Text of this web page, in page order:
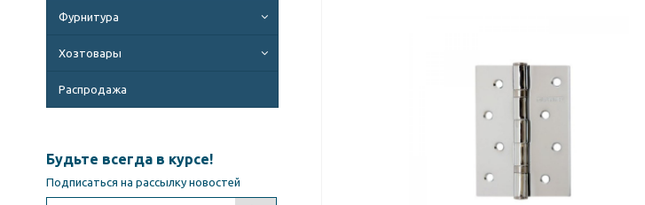
Фурнитура
Хозтовары
Распродажа
Будьте всегда в курсе!
Подписаться на рассылку новостей